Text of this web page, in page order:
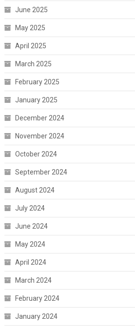
June 2025
May 2025
April 2025
March 2025
February 2025
January 2025
December 2024
November 2024
October 2024
September 2024
August 2024
July 2024
June 2024
May 2024
April 2024
March 2024
February 2024
January 2024